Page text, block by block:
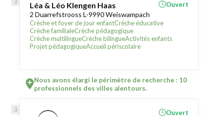
Léa & Léo Klengen Haas
2 Duarrefstrooss L-9990 Weiswampach
Crèche et foyer de jour enfantCrèche éducative
Crèche familialeCrèche pédagogique
Crèche multilingueCrèche bilingueActivités enfants
Projet pédagogiqueAccueil périscolaire
Ouvert
Nous avons élargi le périmètre de recherche : 10
professionnels des villes alentours.
Ouvert